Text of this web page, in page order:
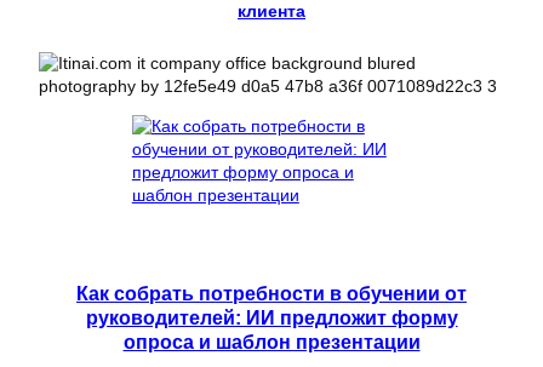
клиента
Как собрать потребности в обучении от
руководителей: ИИ предложит форму
опроса и шаблон презентации